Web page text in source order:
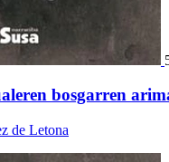
bosgarren
de Letona